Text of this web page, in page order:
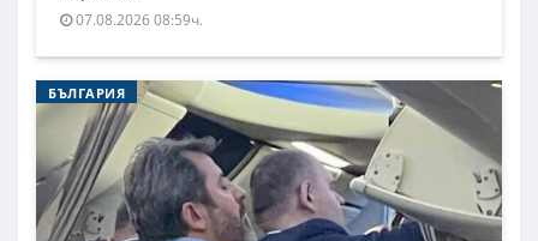
07.08.2026 08:59ч.
БЪЛГАРИЯ